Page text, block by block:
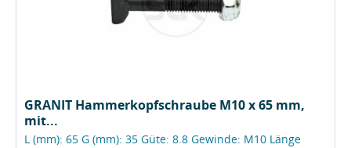
GRANIT Hammerkopfschraube M10 x 65 mm,
mit...
L (mm): 65 G (mm): 35 Güte: 8.8 Gewinde: M10 Länge